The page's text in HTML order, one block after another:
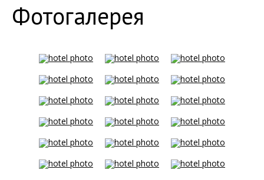
Фотогалерея